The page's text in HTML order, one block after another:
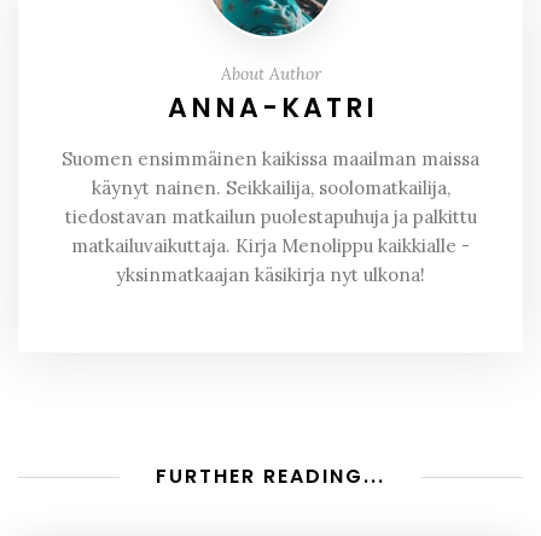
About Author
ANNA-KATRI
Suomen ensimmäinen kaikissa maailman maissa
käynyt nainen. Seikkailija, soolomatkailija,
tiedostavan matkailun puolestapuhuja ja palkittu
matkailuvaikuttaja. Kirja Menolippu kaikkialle -
yksinmatkaajan käsikirja nyt ulkona!
FURTHER READING...